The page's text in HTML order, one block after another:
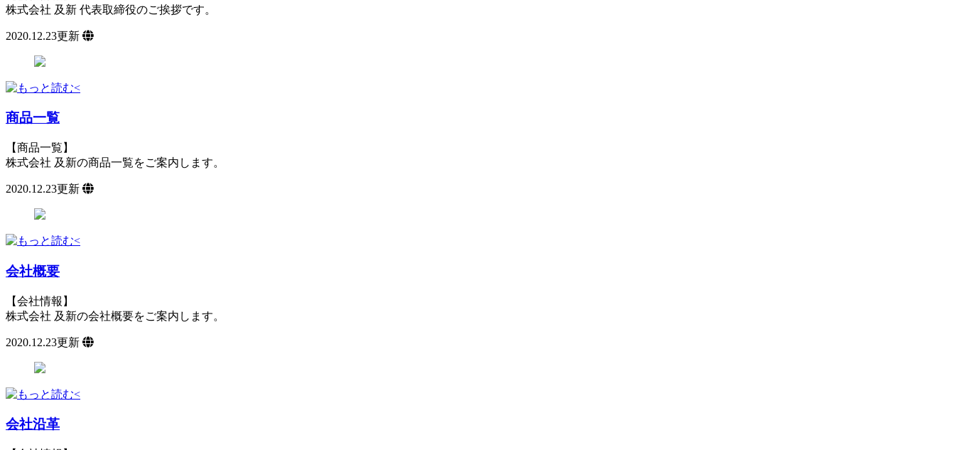
株式会社 及新 代表取締役のご挨拶です。
2020.12.23更新
商品一覧
【商品一覧】
株式会社 及新の商品一覧をご案内します。
2020.12.23更新
会社概要
【会社情報】
株式会社 及新の会社概要をご案内します。
2020.12.23更新
会社沿革